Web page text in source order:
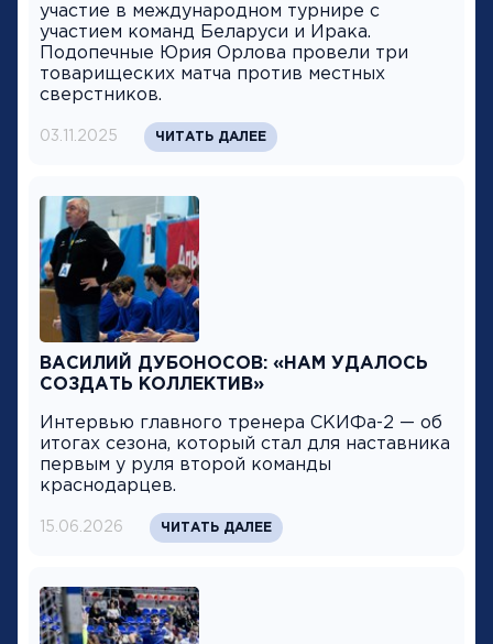
участие в международном турнире с
участием команд Беларуси и Ирака.
Подопечные Юрия Орлова провели три
товарищеских матча против местных
сверстников.
03.11.2025 ЧИТАТЬ ДАЛЕЕ
ВАСИЛИЙ ДУБОНОСОВ: «НАМ УДАЛОСЬ
СОЗДАТЬ КОЛЛЕКТИВ»
Интервью главного тренера СКИФа-2 — об
итогах сезона, который стал для наставника
первым у руля второй команды
краснодарцев.
15.06.2026 ЧИТАТЬ ДАЛЕЕ